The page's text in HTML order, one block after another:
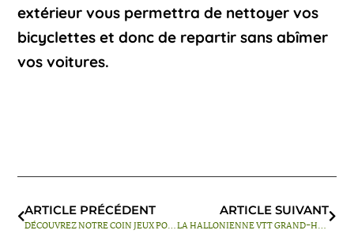
extérieur vous permettra de nettoyer vos
bicyclettes et donc de repartir sans abîmer
vos voitures.
ARTICLE PRÉCÉDENT
DÉCOUVREZ NOTRE COIN JEUX POUR ENFANTS
ARTICLE SUIVANT
LA HALLONIENNE VTT GRAND-HALLEUX